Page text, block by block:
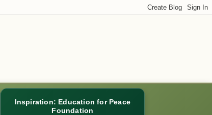
Inspiration: Education for Peace
Foundation